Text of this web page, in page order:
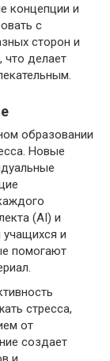
концепции и
с
сторон и
что делает
образовании
Новые
(AI) и
учащихся и
помогают
стресса,
от
создает